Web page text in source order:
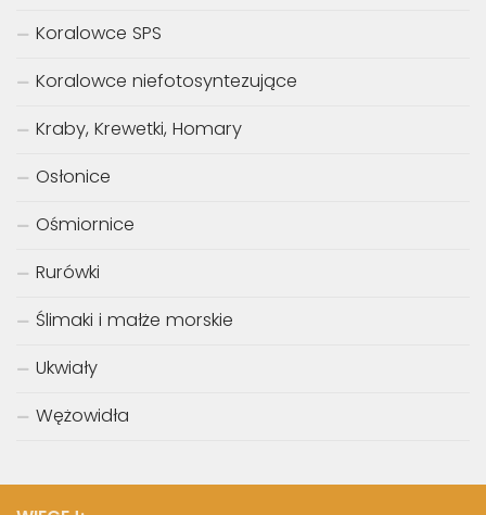
Koralowce SPS
Koralowce niefotosyntezujące
Kraby, Krewetki, Homary
Osłonice
Ośmiornice
Rurówki
Ślimaki i małże morskie
Ukwiały
Wężowidła